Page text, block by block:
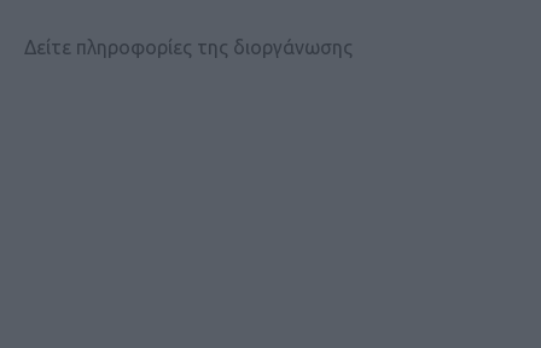
Δείτε πληροφορίες της διοργάνωσης